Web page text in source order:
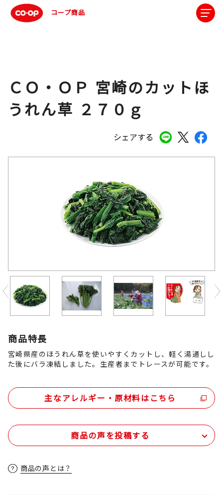
コープ商品
シェアする
ＣＯ・ＯＰ 宮崎のカットほ
うれん草 ２７０ｇ
Previous
商品特長
宮崎県産のほうれん草を使いやすくカットし、軽く湯通しし
た後にバラ凍結しました。生産者までトレースが可能です。
主なアレルギー・原材料はこちら
商品の声を投稿する
商品の声とは？